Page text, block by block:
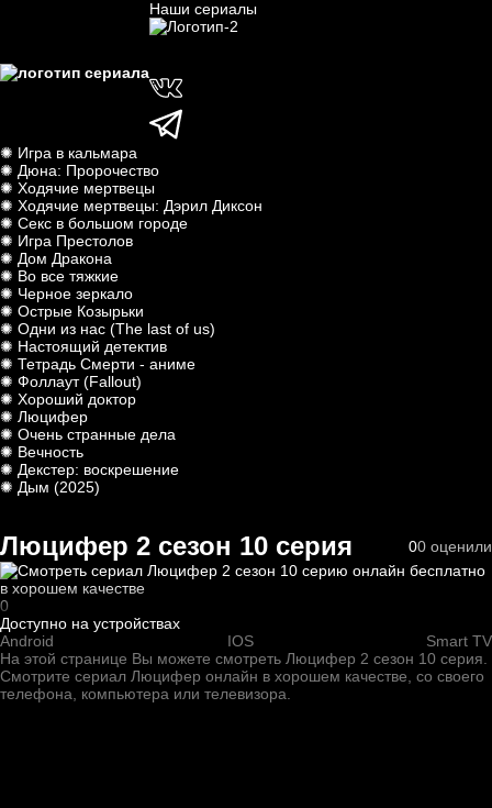
Наши сериалы
✺ Игра в кальмара
✺ Дюна: Пророчество
✺ Ходячие мертвецы
✺ Ходячие мертвецы: Дэрил Диксон
✺ Секс в большом городе
✺ Игра Престолов
✺ Дом Дракона
✺ Во все тяжкие
✺ Черное зеркало
✺ Острые Козырьки
✺ Одни из нас (The last of us)
✺ Настоящий детектив
✺ Тетрадь Смерти - аниме
✺ Фоллаут (Fallout)
✺ Хороший доктор
✺ Люцифер
✺ Очень странные дела
✺ Вечность
✺ Декстер: воскрешение
✺ Дым (2025)
Люцифер 2 cезон 10 cерия 00 оценили
0
Доступно на устройствах
Android
IOS
Smart TV
На этой странице Вы можете смотреть Люцифер 2 cезон 10 cерия
Смотрите сериал Люцифер онлайн в хорошем качестве, со своего
телефона, компьютера или телевизора.